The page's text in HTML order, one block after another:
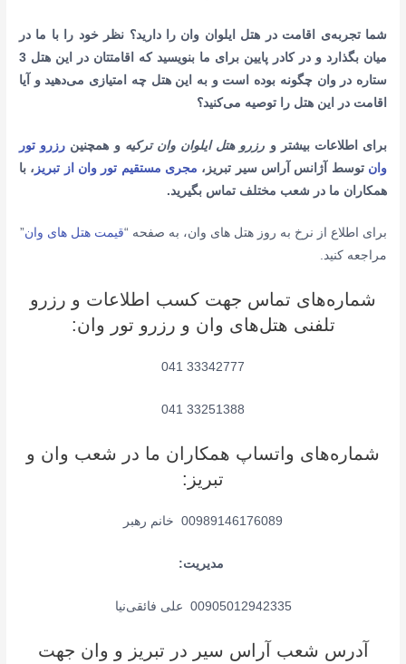
شما تجربه‌ی اقامت در هتل ایلوان وان را دارید؟ نظر خود را با ما در
میان بگذارد و در کادر پایین برای ما بنویسید که اقامتتان در این هتل 3
ستاره در وان چگونه بوده است و به این هتل چه امتیازی می‌دهید و آیا
اقامت در این هتل را توصیه می‌کنید؟
برای اطلاعات بیشتر و رزرو هتل‌ ایلوان وان ترکیه و همچنین رزرو تور
وان توسط آژانس آراس سیر تبریز، مجری مستقیم تور وان از تبریز ، با
همکاران ما در شعب مختلف تماس بگیرید.
برای اطلاع از نرخ به روز هتل های وان، به صفحه “قیمت هتل های وان”
مراجعه کنید.
شماره‌های تماس جهت کسب اطلاعات و رزرو
تلفنی هتل‌های وان و رزرو تور وان:
33342777 041
33251388 041
شماره‌های واتساپ همکاران ما در شعب وان و
تبریز:
00989146176089 خانم رهبر
مدیریت:
00905012942335 علی فائقی‌نیا
آدرس شعب آراس سیر در تبریز و وان جهت